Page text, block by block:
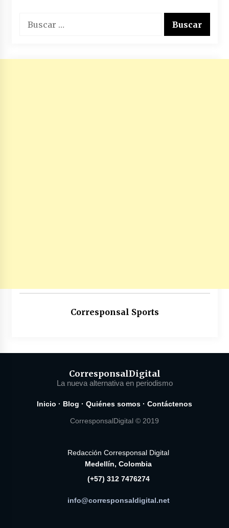
Corresponsal Sports
CorresponsalDigital
La nueva alternativa en periodismo
Inicio · Blog · Quiénes somos · Contáctenos
CorresponsalDigital © 2019
Redacción Corresponsal Digital
Medellín, Colombia
(+57) 312 7476274
info@corresponsaldigital.net